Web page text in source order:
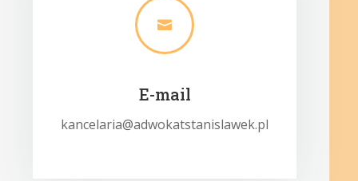

E-mail
kancelaria@adwokatstanislawek.pl